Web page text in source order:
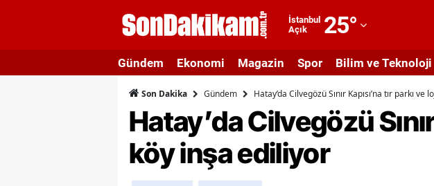
İstanbul
Açık
25°
Adıyaman
Afyonkarahisar
Ağrı
Amasya
Gündem Ekonomi Magazin Spor Bilim ve Teknoloji
Son Dakika Gündem Hatay’da Cilvegözü Sınır Kapısı’na tır parkı
Hatay’da Cilvegözü
köy inşa ediliyor